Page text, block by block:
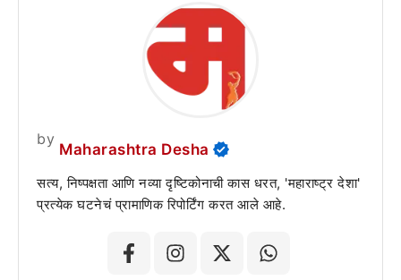
by
Maharashtra Desha
सत्य, निष्पक्षता आणि नव्या दृष्टिकोनाची कास धरत, 'महाराष्ट्र देशा'
प्रत्येक घटनेचं प्रामाणिक रिपोर्टिंग करत आले आहे.